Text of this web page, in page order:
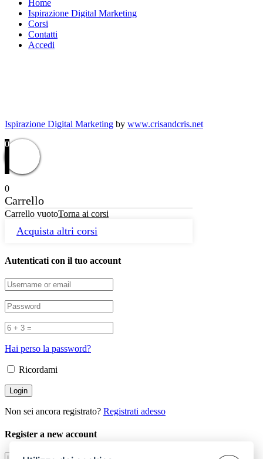
Home
Ispirazione Digital Marketing
Corsi
Contatti
Accedi
Ispirazione Digital Marketing by www.crisandcris.net
0
0
Carrello
Carrello vuotoTorna ai corsi
Acquista altri corsi
Autenticati con il tuo account
Hai perso la password?
Ricordami
Non sei ancora registrato? Registrati adesso
Register a new account